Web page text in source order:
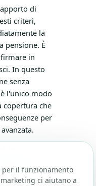
di
criteri,
la
pensione. È
in
In questo
senza
l'unico modo
copertura che
per
all'AVS.
base, ma
per il funzionamento
ci aiutano a